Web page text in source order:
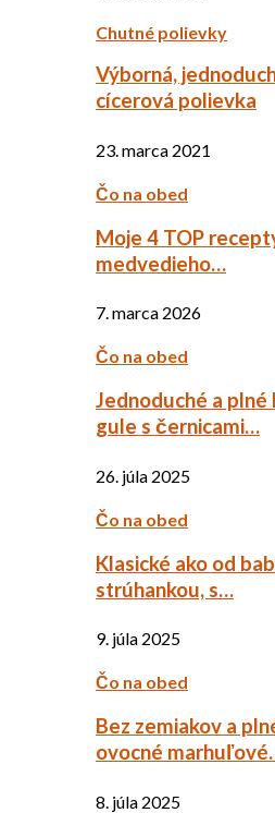
Chutné polievky
Výborná,
cícerová polievka
23. marca 2021
Čo na obed
Moje 4 TOP
medvedieho…
7. marca 2026
Čo na obed
Jednoduché a
gule s černicami…
26. júla 2025
Čo na obed
Klasické ako od
strúhankou, s…
9. júla 2025
Čo na obed
Bez zemiakov a
ovocné
8. júla 2025